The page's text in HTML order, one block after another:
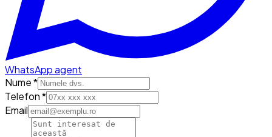
WhatsApp agent
Nume *
Telefon *
Email